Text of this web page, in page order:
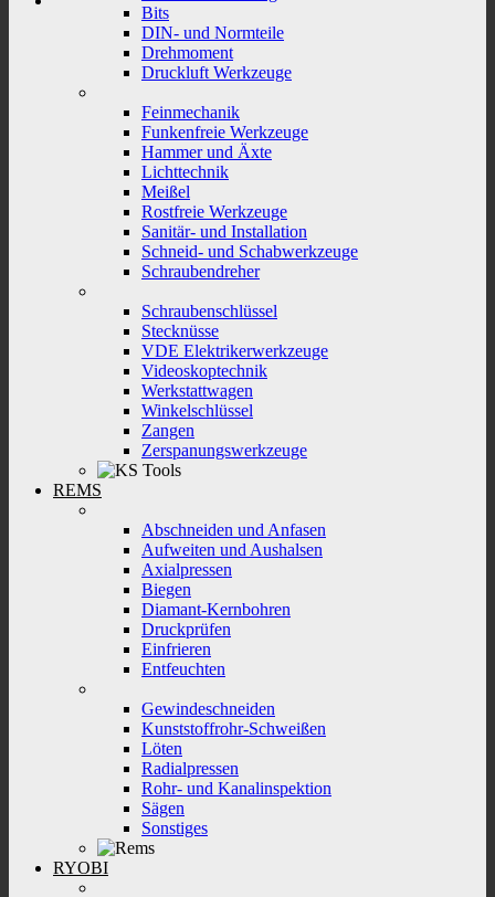
Bits
DIN- und Normteile
Drehmoment
Druckluft Werkzeuge
Feinmechanik
Funkenfreie Werkzeuge
Hammer und Äxte
Lichttechnik
Meißel
Rostfreie Werkzeuge
Sanitär- und Installation
Schneid- und Schabwerkzeuge
Schraubendreher
Schraubenschlüssel
Stecknüsse
VDE Elektrikerwerkzeuge
Videoskoptechnik
Werkstattwagen
Winkelschlüssel
Zangen
Zerspanungswerkzeuge
REMS
Abschneiden und Anfasen
Aufweiten und Aushalsen
Axialpressen
Biegen
Diamant-Kernbohren
Druckprüfen
Einfrieren
Entfeuchten
Gewindeschneiden
Kunststoffrohr-Schweißen
Löten
Radialpressen
Rohr- und Kanalinspektion
Sägen
Sonstiges
RYOBI